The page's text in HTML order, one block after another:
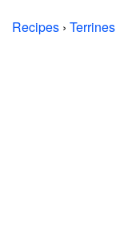
Recipes › Terrines